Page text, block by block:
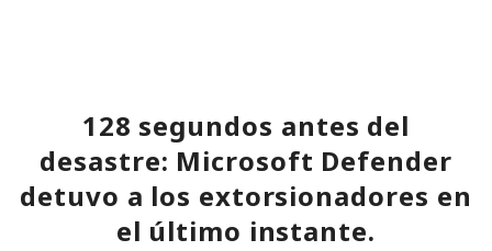
128 segundos antes del
desastre: Microsoft Defender
detuvo a los extorsionadores en
el último instante.